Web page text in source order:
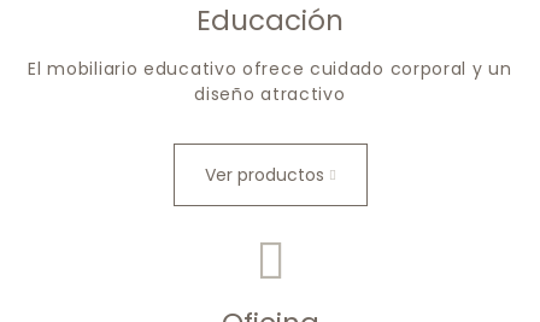
Educación
El mobiliario educativo ofrece cuidado corporal y un
diseño atractivo
Ver productos